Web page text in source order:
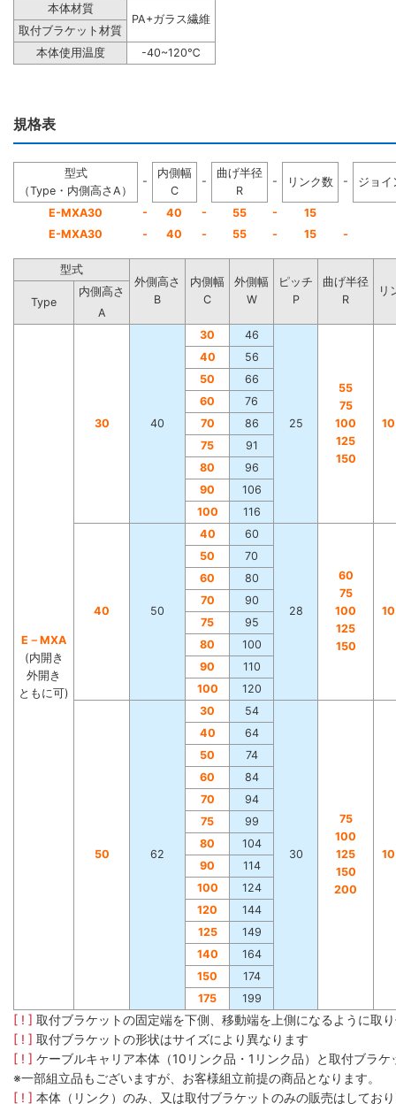
本体材質
PA+ガラス繊維
取付ブラケット材質
本体使用温度
-40~120℃
規格表
型式
（Type・内側高さA）
-
内側幅
C
-
曲げ半径
R
- リンク数 - ジョイ
E-MXA30 - 40 - 55 -
15
E-MXA30
- 40 - 55 - 15 -
型式
外側高さ
B
内側幅
C
外側幅
W
ピッチ
P
曲げ半径
R
リ
Type
内側高さ
A
E－MXA
(内開き
外開き
ともに可)
30 40
30 46
25
55
75
100
125
150
40
56
50
66
60
76
70
86
75
91
80
96
90
106
100
116
40 50
40 60
28
60
75
100
125
150
50
70
60
80
70
90
75
95
80
100
90
110
100
120
50 62
30 54
30
75
100
125
150
200
40
64
50
74
60
84
70
94
75
99
80
104
90
114
100
124
120
144
125
149
140
164
150
174
175
199
[ ! ] 取付ブラケットの固定端を下側、移動端を上側になるように取
[ ! ] 取付ブラケットの形状はサイズにより異なります
[ ! ] ケーブルキャリア本体（10リンク品・1リンク品）と取付ブラ
※一部組立品もございますが、お客様組立前提の商品となります。
[ ! ] 本体（リンク）のみ、又は取付ブラケットのみの販売はしてお